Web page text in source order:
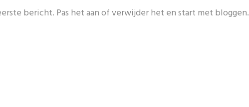
bericht. Pas het aan of verwijder het en start met bloggen.